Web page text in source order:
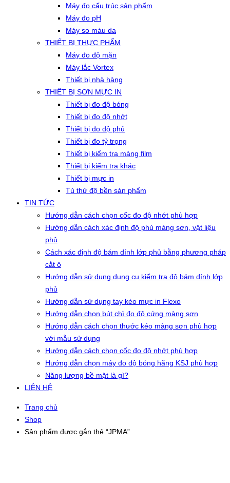
Máy đo cấu trúc sản phẩm
Máy đo pH
Máy so màu da
THIẾT BỊ THỰC PHẨM
Máy đo độ mặn
Máy lắc Vortex
Thiết bị nhà hàng
THIẾT BỊ SƠN MỰC IN
Thiết bị đo độ bóng
Thiết bị đo độ nhớt
Thiết bị đo độ phủ
Thiết bị đo tỷ trọng
Thiết bị kiểm tra màng film
Thiết bị kiểm tra khác
Thiết bị mực in
Tủ thử độ bền sản phẩm
TIN TỨC
Hướng dẫn cách chọn cốc đo độ nhớt phù hợp
Hướng dẫn cách xác định độ phủ màng sơn, vật liệu
phủ
Cách xác định độ bám dính lớp phủ bằng phương pháp
cắt ô
Hướng dẫn sử dụng dụng cụ kiểm tra độ bám dính lớp
phủ
Hướng dẫn sử dụng tay kéo mực in Flexo
Hướng dẫn chọn bút chì đo độ cứng màng sơn
Hướng dẫn cách chọn thước kéo màng sơn phù hợp
với mẫu sử dụng
Hướng dẫn cách chọn cốc đo độ nhớt phù hợp
Hướng dẫn chọn máy đo độ bóng hãng KSJ phù hợp
Năng lượng bề mặt là gì?
LIÊN HỆ
Trang chủ
Shop
Sản phẩm được gắn thẻ “JPMA”